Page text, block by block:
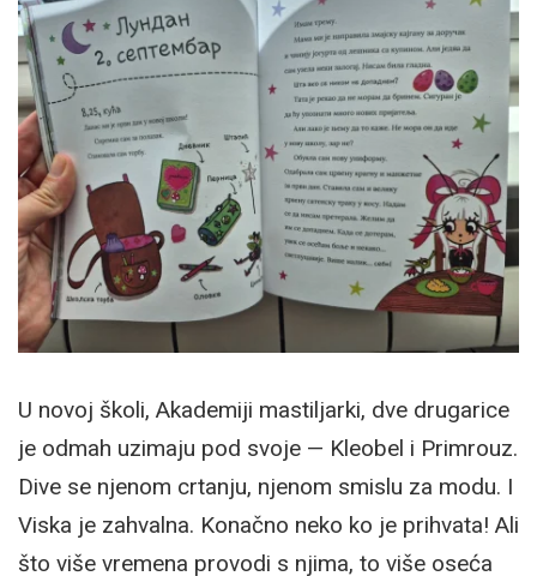
U novoj školi, Akademiji mastiljarki, dve drugarice
je odmah uzimaju pod svoje — Kleobel i Primrouz.
Dive se njenom crtanju, njenom smislu za modu. I
Viska je zahvalna. Konačno neko ko je prihvata! Ali
što više vremena provodi s njima, to više oseća